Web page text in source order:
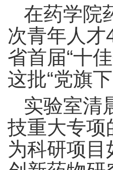
在药学院
次青年人
省首届“十
这批“党旗
实验室清
技重大专项
为科研项